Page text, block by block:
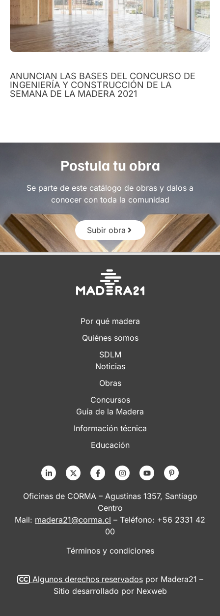
ANUNCIAN LAS BASES DEL CONCURSO DE
INGENIERÍA Y CONSTRUCCIÓN DE LA
SEMANA DE LA MADERA 2021
Postula tu obra
Se parte de este catálogo de obras y dalos a
conocer con toda la comunidad
Subir obra
Por qué madera
Quiénes somos
SDLM
Noticias
Obras
Concursos
Guía de la Madera
Información técnica
Educación
Oficinas de CORMA – Agustinas 1357, Santiago
Centro
Mail: madera21@corma.cl – Teléfono: +56 2331 42
00
Términos y condiciones
Algunos derechos reservadospor Madera21 –
Sitio desarrollado por Nexweb